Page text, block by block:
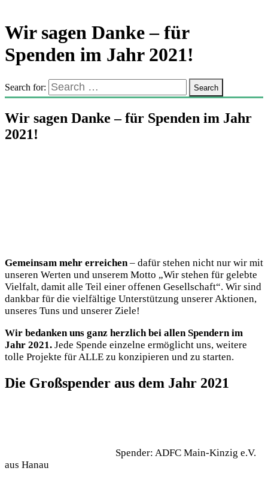
Wir sagen Danke – für
Spenden im Jahr 2021!
Search for:
Wir sagen Danke – für Spenden im Jahr
2021!
Gemeinsam mehr erreichen– dafür stehen nicht nur wir mit
unseren Werten und unserem Motto „Wir stehen für gelebte
Vielfalt, damit alle Teil einer offenen Gesellschaft“. Wir sind
dankbar für die vielfältige Unterstützung unserer Aktionen,
unseres Tuns und unserer Ziele!
Wir bedanken uns ganz herzlich bei allen Spendern im
Jahr 2021. Jede Spende einzelne ermöglicht uns, weitere
tolle Projekte für ALLE zu konzipieren und zu starten.
Die Großspender aus dem Jahr 2021
Spender: ADFC Main-Kinzig e.V.
aus Hanau